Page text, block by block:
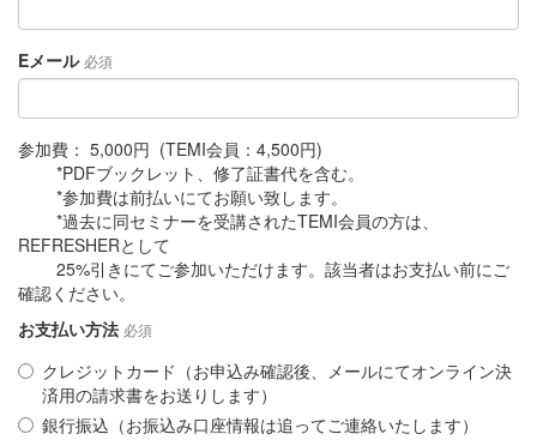
Eメール 必須
参加費： 5,000円 (TEMI会員：4,500円)
*PDFブックレット、修了証書代を含む。
*参加費は前払いにてお願い致します。
*過去に同セミナーを受講されたTEMI会員の方は、
REFRESHERとして
25%引きにてご参加いただけます。該当者はお支払い前にご
確認ください。
お支払い方法 必須
クレジットカード（お申込み確認後、メールにてオンライン決
済用の請求書をお送りします）
銀行振込（お振込み口座情報は追ってご連絡いたします）